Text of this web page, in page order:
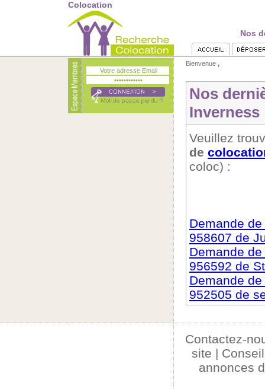
Colocation
Nos
Bienvenue ,
Nos
Inverness
Veuillez
de
coloc) :
Demande
958607 de
Demande
956592 de
Demande
952505 de
Contactez-
site |
annonces